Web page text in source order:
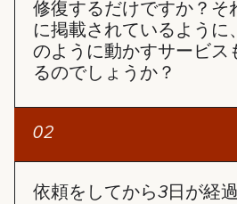
修復するだけですか？そ
に掲載されているように
のように動かすサービス
るのでしょうか？
「写真復活」サービスは、写真
02
依頼をしてから3日が経